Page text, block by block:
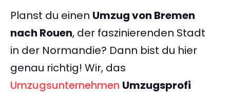
Planst du einen Umzug von Bremen
nach Rouen, der faszinierenden Stadt
in der Normandie? Dann bist du hier
genau richtig! Wir, das
Umzugsunternehmen Umzugsprofi